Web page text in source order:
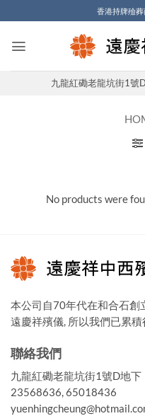
to
content
香港持牌殮
九龍紅磡老龍坑街1
No products were
本公司自70年代在和合石創
遠慶祥殯儀, 所以我們已累
聯絡我們
九龍紅磡老龍坑街1號D地下
23568636, 65018436